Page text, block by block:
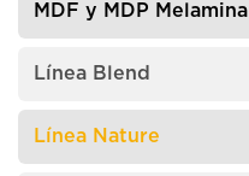
MDF y MDP Melamina
Línea Blend
Línea Nature